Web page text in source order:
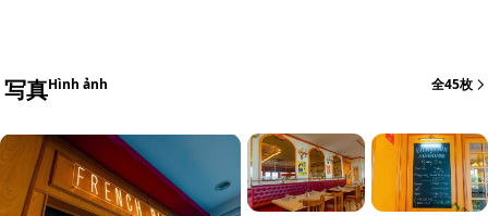
写真Hình ảnh 全45枚